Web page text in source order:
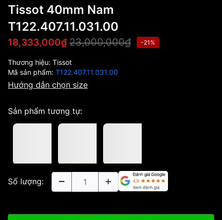
Tissot 40mm Nam
T122.407.11.031.00
18,333,000₫ 23,000,000₫ -21%
Thương hiệu: Tissot
Mã sản phẩm: T122.407.11.031.00
Hướng dẫn chọn size
Sản phẩm tương tự:
Số lượng: